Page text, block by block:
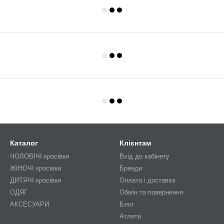
Каталог
ЧОЛОВІЧІ кросівки
ЖІНОЧІ кросівки
ДИТЯЧІ кросівки
ОДЯГ
АКСЕСУАРИ
Клієнтам
Вхід до кабінету
Бренди
Оплата і доставка
Обмін та повернення
Блог
Атлети